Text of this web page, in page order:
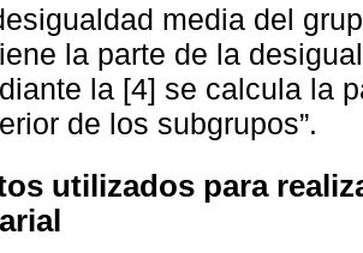
media del
la parte de la
la [4] se calcula la
de los subgrupos”.
utilizados para